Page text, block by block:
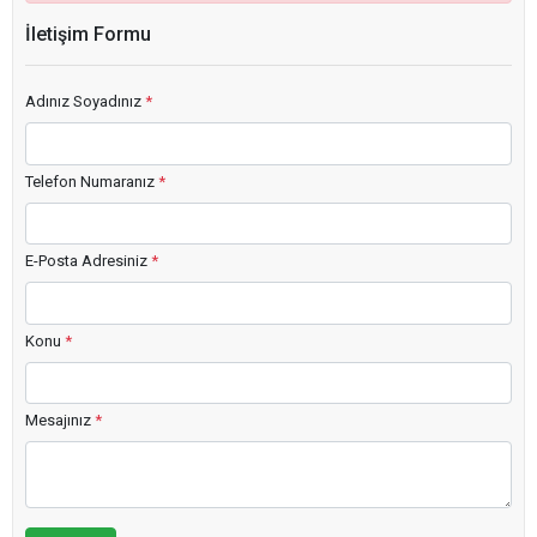
İletişim Formu
Adınız Soyadınız *
Telefon Numaranız *
E-Posta Adresiniz *
Konu *
Mesajınız *